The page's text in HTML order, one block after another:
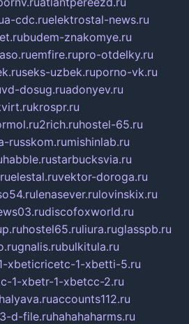
a-cdc.ruelektrostal-news.ru
budem-znakomye.ru
emfire.rupro-otdelky.ru
seks-uzbek.ruporno-vk.ru
vd-dosug.ruadonyev.ru
krospr.ru
2rich.ruhostel-65.ru
russkom.rumishinlab.ru
habble.rustarbucksvia.ru
elestal.ruvektor-doroga.ru
lenasever.rulovinskix.ru
discofoxworld.ru
hostel65.ruliura.ruglasspb.ru
gnalis.rubulkitula.ru
xbeticricetc-1-xbetti-5.ru
1-xbetr-1-xbetcc-2.ru
accounts112.ru
3-d-file.ruhahahaharms.ru